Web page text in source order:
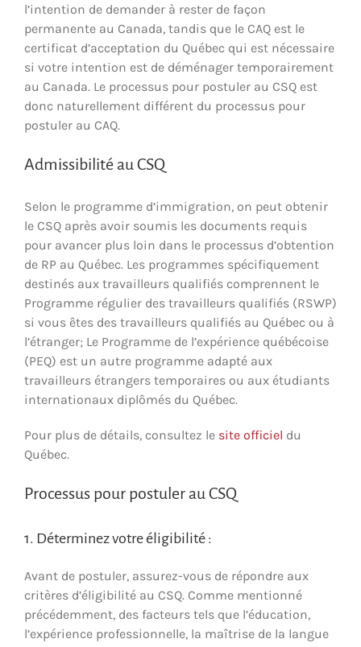
l’intention de demander à rester de façon
permanente au Canada, tandis que le CAQ est le
certificat d’acceptation du Québec qui est nécessaire
si votre intention est de déménager temporairement
au Canada. Le processus pour postuler au CSQ est
donc naturellement différent du processus pour
postuler au CAQ.
Admissibilité au CSQ
Selon le programme d’immigration, on peut obtenir
le CSQ après avoir soumis les documents requis
pour avancer plus loin dans le processus d’obtention
de RP au Québec. Les programmes spécifiquement
destinés aux travailleurs qualifiés comprennent le
Programme régulier des travailleurs qualifiés (RSWP)
si vous êtes des travailleurs qualifiés au Québec ou à
l’étranger; Le Programme de l’expérience québécoise
(PEQ) est un autre programme adapté aux
travailleurs étrangers temporaires ou aux étudiants
internationaux diplômés du Québec.
Pour plus de détails, consultez le site officiel du
Québec.
Processus pour postuler au CSQ
1. Déterminez votre éligibilité :
Avant de postuler, assurez-vous de répondre aux
critères d’éligibilité au CSQ. Comme mentionné
précédemment, des facteurs tels que l’éducation,
l’expérience professionnelle, la maîtrise de la langue